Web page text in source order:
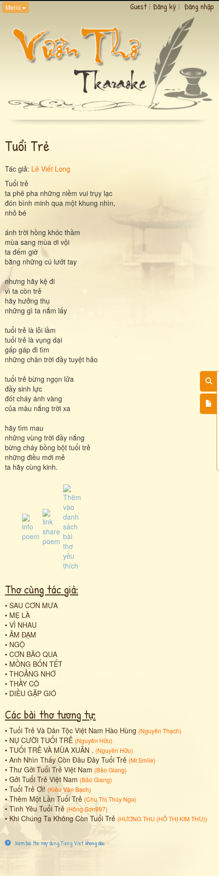
Menu Guest | Đăng ký | Đăng nhập
Tuổi Trẻ
Tác giả: Lê Viết Long
Tuổi trẻ
ta phê pha những niềm vui trụy lạc
đón bình minh qua một khung nhìn,
nhỏ bé
ánh trời hồng khóc thầm
mùa sang mùa ơi vội
ta đếm giờ
bằng những cú lướt tay
nhưng hãy kệ đi
vì ta còn trẻ
hãy hưởng thụ
những gì ta nắm lấy
tuổi trẻ là lỗi lầm
tuổi trẻ là vụng dại
gấp gáp đi tìm
những chân trời đầy tuyệt hảo
tuổi trẻ bừng ngọn lửa
đầy sinh lực
đốt cháy ánh vàng
của màu nắng trời xa
hãy tìm mau
những vùng trời đầy nắng
bừng cháy bồng bột tuổi trẻ
những điều mới mẻ
ta hãy cùng kinh.
Thơ cùng tác giả:
• SAU CƠN MƯA
• MẸ LÀ
• VÌ NHAU
• ẢM ĐẠM
• NGỘ
• CƠN BÃO QUA
• MỒNG BỐN TẾT
• THOẢNG NHỚ
• THẦY CÔ
• DIỀU GẶP GIÓ
Các bài thơ tương tự:
• Tuổi Trẻ Và Dân Tộc Việt Nam Hào Hùng (Nguyên Thạch)
• NỤ CƯỜI TUỔI TRẺ (Nguyên Hữu)
• TUỔI TRẺ VÀ MÙA XUÂN . (Nguyên Hữu)
• Anh Nhìn Thấy Còn Đâu Đây Tuổi Trẻ (Mr.Smile)
• Thư Gởi Tuổi Trẻ Việt Nam (Bảo Giang)
• Gởi Tuổi Trẻ Việt Nam (Bảo Giang)
• Tuổi Trẻ Ơi! (Kiều Văn Bạch)
•Thêm Một Lần Tuổi Trẻ (Chu Thị Thúy Nga)
• Tình Yêu Tuổi Trẻ (Hồng Sơn997)
•Khi Chúng Ta Không Còn Tuổi Trẻ (HƯƠNG THU (HỒ THỊ KIM THU))
Xem bai tho nay dung Tieng Viet khong dau